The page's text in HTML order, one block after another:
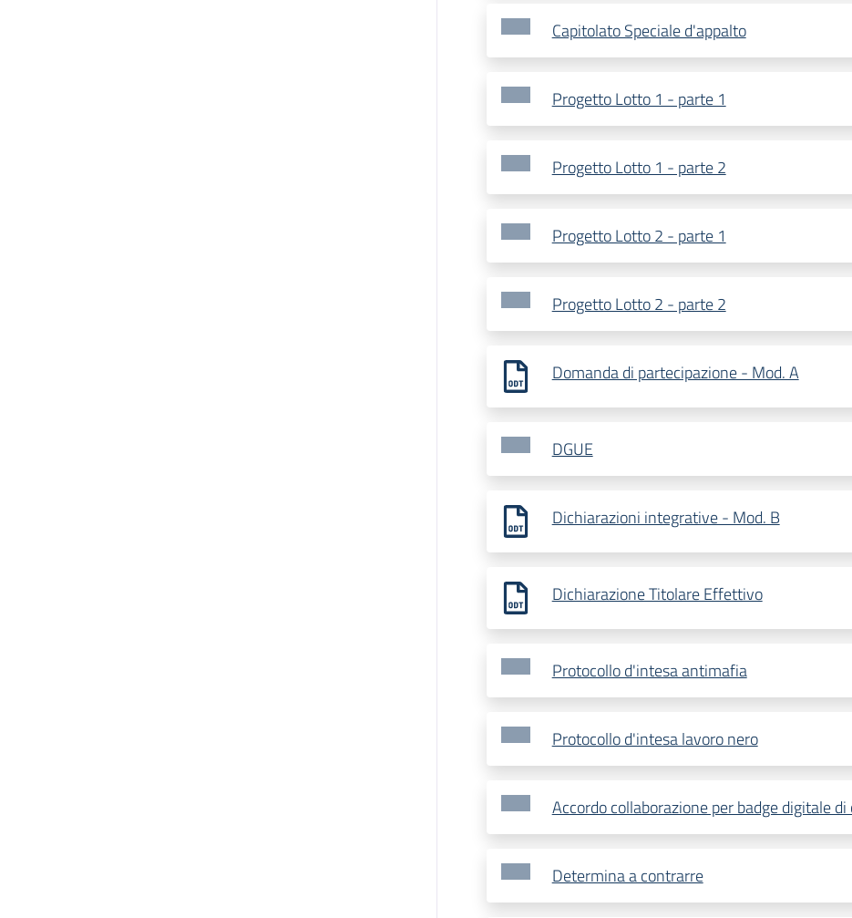
Capitolato Speciale d'appalto
Progetto Lotto 1 - parte 1
Progetto Lotto 1 - parte 2
Progetto Lotto 2 - parte 1
Progetto Lotto 2 - parte 2
Domanda di partecipazione - Mod. A
DGUE
Dichiarazioni integrative - Mod. B
Dichiarazione Titolare Effettivo
Protocollo d'intesa antimafia
Protocollo d'intesa lavoro nero
Accordo collaborazione per badge digitale
Determina a contrarre